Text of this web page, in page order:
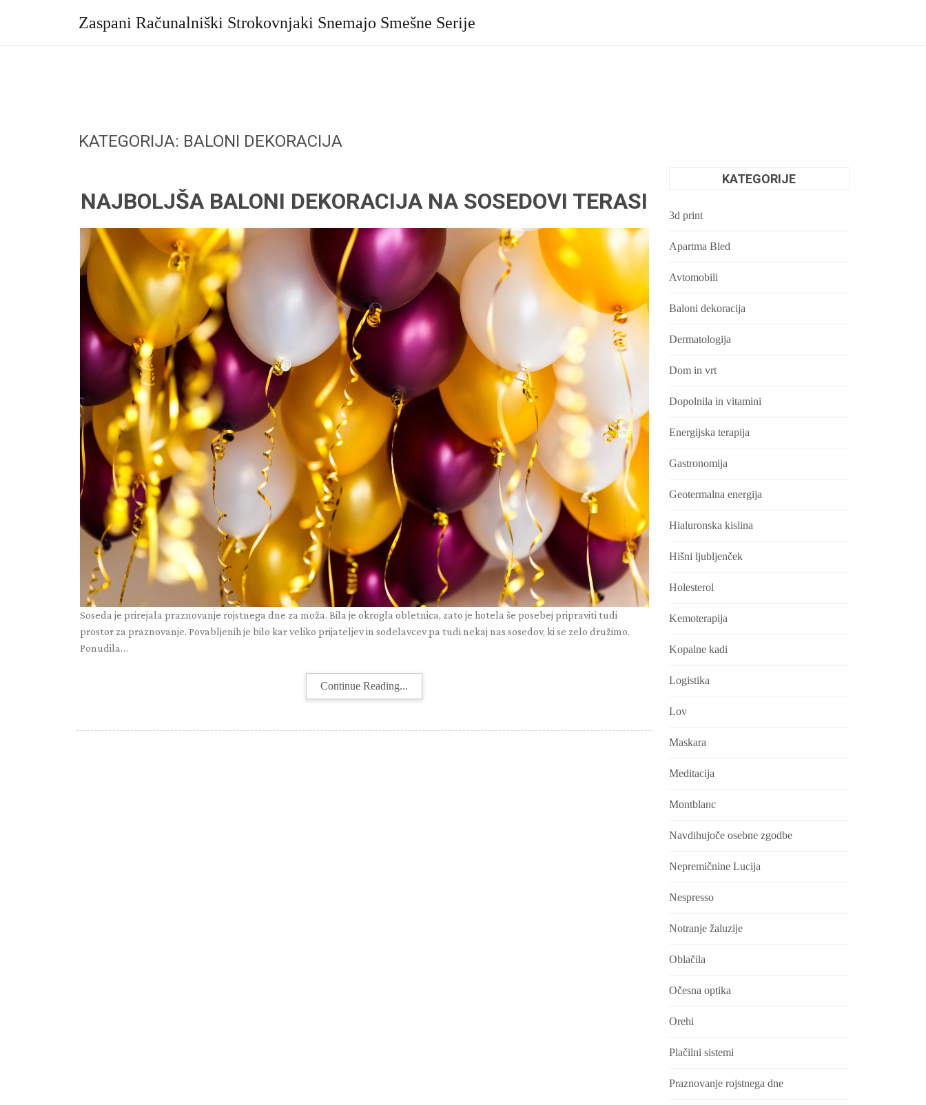
Zaspani Računalniški Strokovnjaki Snemajo Smešne Serije
KATEGORIJA: BALONI DEKORACIJA
NAJBOLJŠA BALONI DEKORACIJA NA SOSEDOVI TERASI
Soseda je prirejala praznovanje rojstnega dne za moža. Bila je okrogla obletnica, zato je hotela še posebej pripraviti tudi
prostor za praznovanje. Povabljenih je bilo kar veliko prijateljev in sodelavcev pa tudi nekaj nas sosedov, ki se zelo družimo.
Ponudila…
Continue Reading...
KATEGORIJE
3d print
Apartma Bled
Avtomobili
Baloni dekoracija
Dermatologija
Dom in vrt
Dopolnila in vitamini
Energijska terapija
Gastronomija
Geotermalna energija
Hialuronska kislina
Hišni ljubljenček
Holesterol
Kemoterapija
Kopalne kadi
Logistika
Lov
Maskara
Meditacija
Montblanc
Navdihujoče osebne zgodbe
Nepremičnine Lucija
Nespresso
Notranje žaluzije
Oblačila
Očesna optika
Orehi
Plačilni sistemi
Praznovanje rojstnega dne